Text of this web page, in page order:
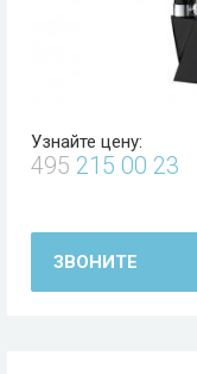
Узнайте цену:
495 215 00 23
ЗВОНИТЕ